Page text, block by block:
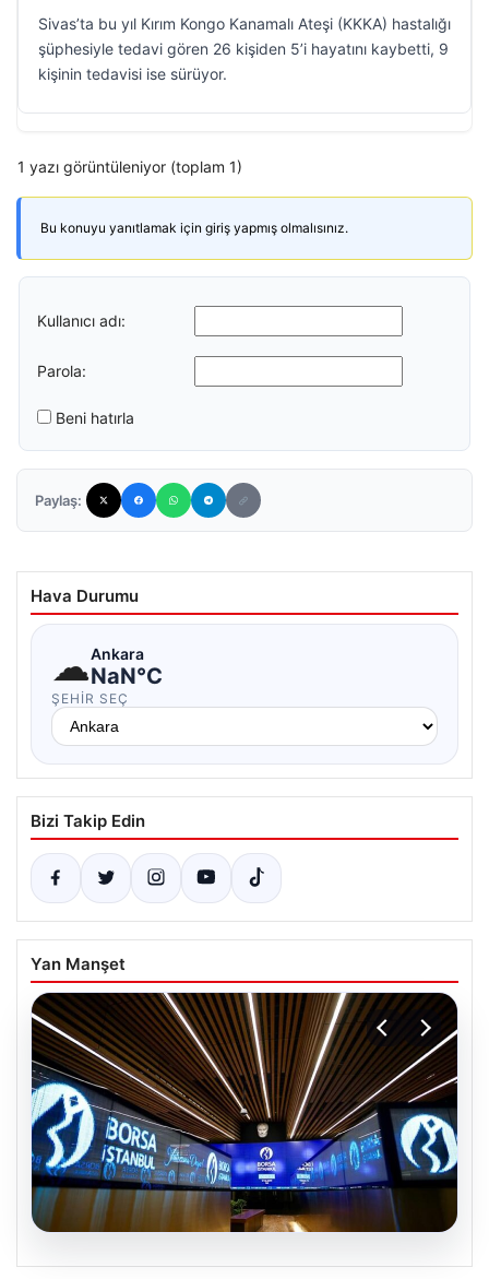
Sivas’ta bu yıl Kırım Kongo Kanamalı Ateşi (KKKA) hastalığı
şüphesiyle tedavi gören 26 kişiden 5’i hayatını kaybetti, 9
kişinin tedavisi ise sürüyor.
1 yazı görüntüleniyor (toplam 1)
Bu konuyu yanıtlamak için giriş yapmış olmalısınız.
Kullanıcı adı:
Parola:
Beni hatırla
Paylaş:
Hava Durumu
☁Ankara
NaN°C
ŞEHIR SEÇ
Bizi Takip Edin
Yan Manşet
05.08.2026